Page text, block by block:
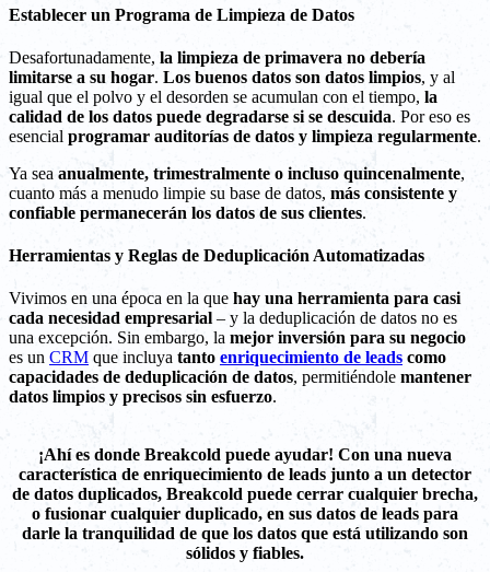
Establecer un Programa de Limpieza de Datos
Desafortunadamente, la limpieza de primavera no debería
limitarse a su hogar. Los buenos datos son datos limpios, y al
igual que el polvo y el desorden se acumulan con el tiempo, la
calidad de los datos puede degradarse si se descuida. Por eso es
esencial programar auditorías de datos y limpieza regularmente.
Ya sea anualmente, trimestralmente o incluso quincenalmente,
cuanto más a menudo limpie su base de datos, más consistente y
confiable permanecerán los datos de sus clientes.
Herramientas y Reglas de Deduplicación Automatizadas
Vivimos en una época en la que hay una herramienta para casi
cada necesidad empresarial – y la deduplicación de datos no es
una excepción. Sin embargo, la mejor inversión para su negocio
es un CRM que incluya tanto enriquecimiento de leads como
capacidades de deduplicación de datos, permitiéndole mantener
datos limpios y precisos sin esfuerzo.
¡Ahí es donde Breakcold puede ayudar! Con una nueva
característica de enriquecimiento de leads junto a un detector
de datos duplicados, Breakcold puede cerrar cualquier brecha,
o fusionar cualquier duplicado, en sus datos de leads para
darle la tranquilidad de que los datos que está utilizando son
sólidos y fiables.